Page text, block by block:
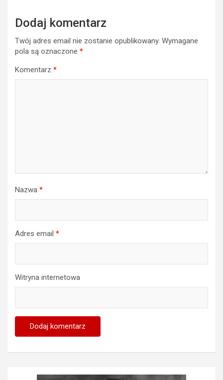
Dodaj komentarz
Twój adres email nie zostanie opublikowany. Wymagane
pola są oznaczone *
Komentarz *
Nazwa *
Adres email *
Witryna internetowa